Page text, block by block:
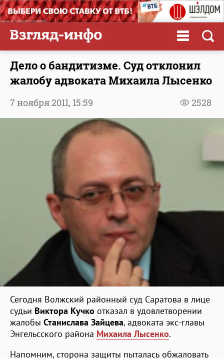
Дело о бандитизме. Суд отклонил
жалобу адвоката Михаила Лысенко
2528
7 ноября 2011, 15:59
Сегодня Волжский районный суд Саратова в лице
судьи Виктора Кучко отказал в удовлетворении
жалобы Станислава Зайцева, адвоката экс-главы
Энгельсского района Михаила Лысенко.
Напомним, сторона защиты пыталась обжаловать